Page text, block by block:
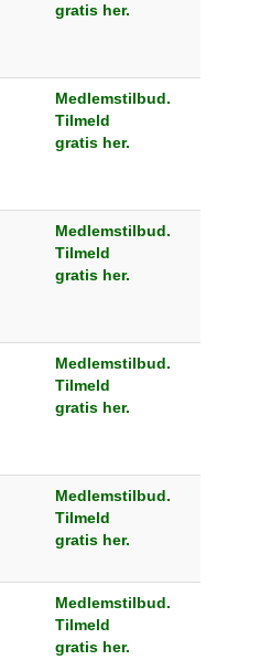
gratis her.
Medlemstilbud.
Tilmeld
gratis her.
Medlemstilbud.
Tilmeld
gratis her.
Medlemstilbud.
Tilmeld
gratis her.
Medlemstilbud.
Tilmeld
gratis her.
Medlemstilbud.
Tilmeld
gratis her.